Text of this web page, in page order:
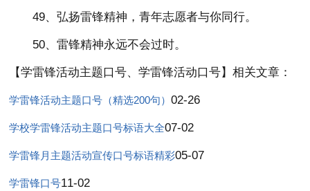
49、弘扬雷锋精神，青年志愿者与你同行。
50、雷锋精神永远不会过时。
【学雷锋活动主题口号、学雷锋活动口号】相关文章：
学雷锋活动主题口号（精选200句）02-26
学校学雷锋活动主题口号标语大全07-02
学雷锋月主题活动宣传口号标语精彩05-07
学雷锋口号11-02